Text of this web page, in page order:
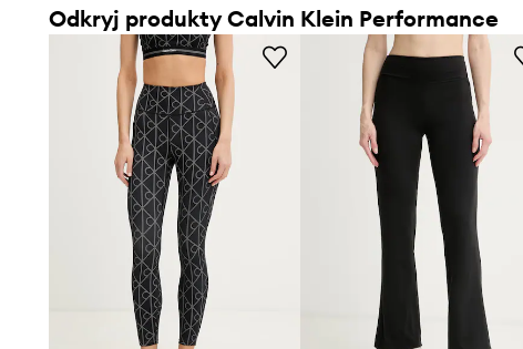
Odkryj produkty Calvin Klein Performance